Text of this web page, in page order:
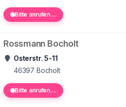
Bitte anrufen...
Rossmann Bocholt
Osterstr. 5-11
46397 Bocholt
Bitte anrufen...